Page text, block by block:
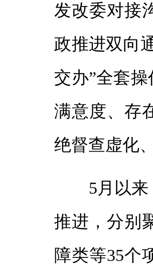
发改委对接
政推进双向
交办”全套
满意度、存
绝督查虚化
5月以来，
推进，分别
障类等35个